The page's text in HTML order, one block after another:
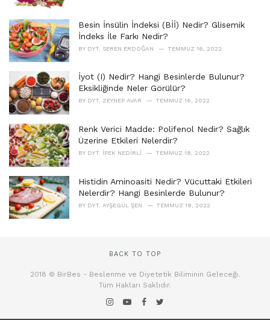
Besin İnsülin İndeksi (Bİİ) Nedir? Glisemik
İndeks İle Farkı Nedir?
BY DYT. SEREN ERDOĞAN TEMMUZ 16, 2022
İyot (I) Nedir? Hangi Besinlerde Bulunur?
Eksikliğinde Neler Görülür?
BY DYT. ZEYNEP AVAR TEMMUZ 16, 2022
Renk Verici Madde: Polifenol Nedir? Sağlık
Üzerine Etkileri Nelerdir?
BY DYT. İPEK NEDIRLI TEMMUZ 18, 2022
Histidin Aminoasiti Nedir? Vücuttaki Etkileri
Nelerdir? Hangi Besinlerde Bulunur?
BY DYT. AYŞEGÜL ŞEN TEMMUZ 18, 2022
BACK TO TOP
2018 © BirBes - Beslenme ve Diyetetik Biliminin Geleceği.
Tüm Hakları Saklıdır.